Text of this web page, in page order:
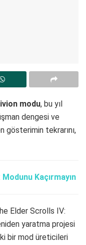
modu, bu yıl
dengesi ve
gösterimin tekrarını,
Kaçırmayın
Elder Scrolls IV:
yaratma projesi
bir mod üreticileri